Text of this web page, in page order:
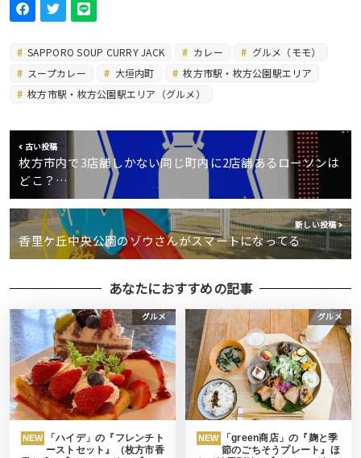
SAPPORO SOUP CURRY JACK カレー
グルメ（モモ）
スープカレー
大垣内町
枚方市駅・枚方公園駅エリア
枚方市駅・枚方公園駅エリア（グルメ）
古い投稿
枚方市内で3店舗しかない同じ町内に2店舗あるローソンは
どこ？…
新しい投稿
香里ケ丘中央公園のゾウさんがスマートになってる
あなたにおすすめの記事
グルメ
NEW
「ハイデ」の『フレンチト
ーストセット』（枚方市香
グルメ
NEW
「green商店」の『麹と季
節のごちそうプレート』ほ